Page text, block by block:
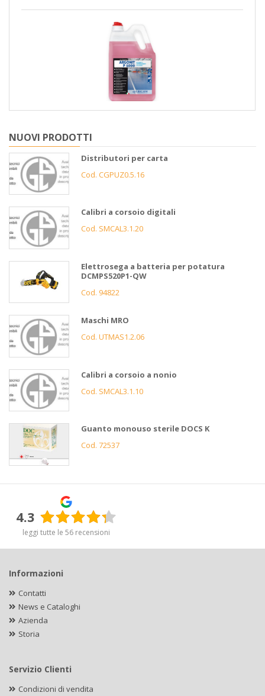
NUOVI PRODOTTI
Distributori per carta
Cod. CGPUZ0.5.16
Calibri a corsoio digitali
Cod. SMCAL3.1.20
Elettrosega a batteria per potatura
DCMPS520P1-QW
Cod. 94822
Maschi MRO
Cod. UTMAS1.2.06
Calibri a corsoio a nonio
Cod. SMCAL3.1.10
Guanto monouso sterile DOCS K
Cod. 72537
4.3
leggi tutte le 56 recensioni
Informazioni
Contatti
News e Cataloghi
Azienda
Storia
Servizio Clienti
Condizioni di vendita